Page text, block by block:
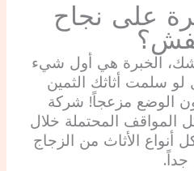
على نجاح
الخبرة هي أول شيء
سلمت أثاثك الثمين
الوضع مزعجاً! شركة
المحتملة خلال
الأثاث من الزجاج
جداً.